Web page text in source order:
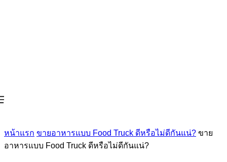
หน้าแรก ขายอาหารแบบ Food Truck ดีหรือไม่ดีกันแน่? ขาย
อาหารแบบ Food Truck ดีหรือไม่ดีกันแน่?